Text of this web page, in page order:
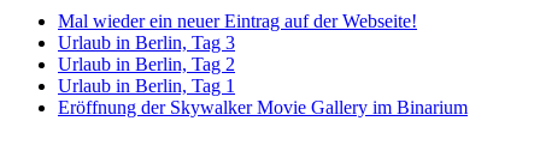
Mal wieder ein neuer Eintrag auf der Webseite!
Urlaub in Berlin, Tag 3
Urlaub in Berlin, Tag 2
Urlaub in Berlin, Tag 1
Eröffnung der Skywalker Movie Gallery im Binarium